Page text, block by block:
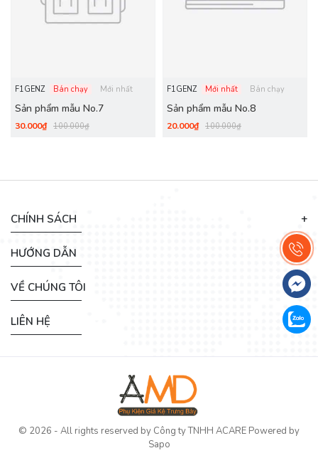
F1GENZ Bán chạy Mới nhất
Sản phẩm mẫu No.7
30.000₫ 100.000₫
F1GENZ Mới nhất Bán chạy
Sản phẩm mẫu No.8
20.000₫ 100.000₫
CHÍNH SÁCH
HƯỚNG DẪN
VỀ CHÚNG TÔI
LIÊN HỆ
© 2026 - All rights reserved by Công ty TNHH ACARE Powered by
Sapo